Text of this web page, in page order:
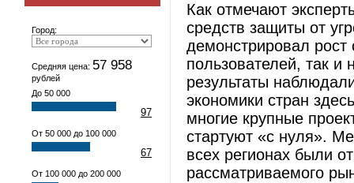
Город:
Средняя цена: 57 958
рублей
До 50 000
97
От 50 000 до 100 000
67
От 100 000 до 200 000
Как отмечают
средств защиты от
демонстрировал рост
пользователей, так
результаты
экономики стран
многие крупные
стартуют «с нуля».
всех регионах были
рассматриваемого